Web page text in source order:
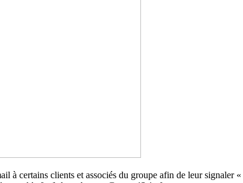
à certains clients et associés du groupe afin de leur signaler «